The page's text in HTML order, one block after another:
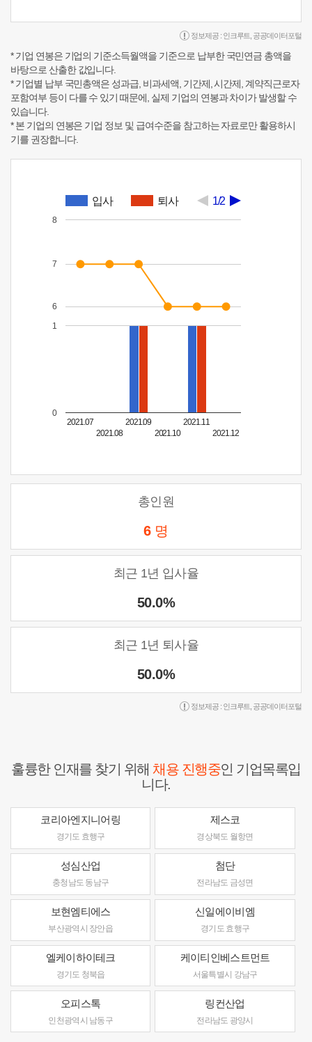
정보제공 : 인크루트 공공데이터포털
* 기업 연봉은 기업의 기준소득월액을 기준으로 납부한 국민연금 총액을
바탕으로 산출한 값입니다.
* 기업별 납부 국민총액은 성과급, 비과세액, 기간제, 시간제, 계약직근로자
포함여부 등이 다를 수 있기 때문에, 실제 기업의 연봉과 차이가 발생할 수
있습니다.
* 본 기업의 연봉은 기업 정보 및 급여수준을 참고하는 자료로만 활용하시
기를 권장합니다.
입사 퇴사 1/2
2021.07
2021.08
2021.09
2021.10
2021.11
2021.12
0
1
6
7
8
총인원
6 명
최근 1년 입사율
50.0%
최근 1년 퇴사율
50.0%
정보제공 : 인크루트 공공데이터포털
훌륭한 인재를 찾기 위해채용 진행중인 기업목록입
니다.
코리아엔지니어링
경기도 효행구
제스코
경상북도 월항면
성심산업
충청남도 동남구
첨단
전라남도 금성면
보현엠티에스
부산광역시 장안읍
신일에이비엠
경기도 효행구
엘케이하이테크
경기도 청북읍
케이티인베스트먼트
서울특별시 강남구
오피스톡
인천광역시 남동구
링컨산업
전라남도 광양시